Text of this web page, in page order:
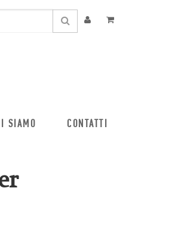
SIAMO CONTATTI